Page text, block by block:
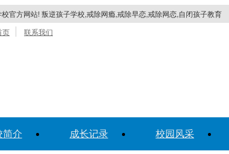
官方网站! 叛逆孩子学校,戒除网瘾,戒除早恋,戒除网恋,自闭孩子教育
页 联系我们
简介 成长记录 校园风采